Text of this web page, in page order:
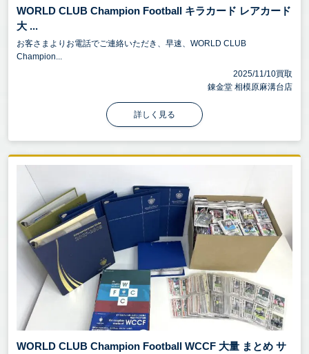
WORLD CLUB Champion Football キラカード レアカード
大 ...
お客さまよりお電話でご連絡いただき、早速、WORLD CLUB
Champion...
2025/11/10買取
錬金堂 相模原麻溝台店
詳しく見る
WORLD CLUB Champion Football WCCF 大量 まとめ サ